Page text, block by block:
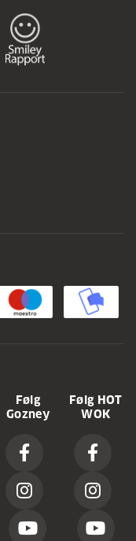
Følg
Gozney
Følg HOT
WOK